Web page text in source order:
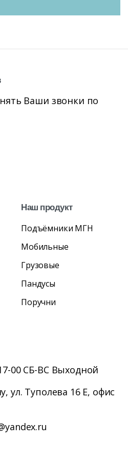
Ваши звонки по
Наш продукт
Подъёмники МГН
Мобильные
Грузовые
Пандусы
Поручни
00 СБ-ВС Выходной
ул. Туполева 16 Е, офис